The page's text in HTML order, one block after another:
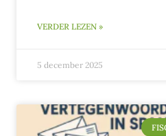
VERDER LEZEN »
5 december 2025